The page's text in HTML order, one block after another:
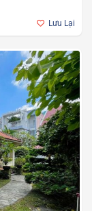
Lưu Lại